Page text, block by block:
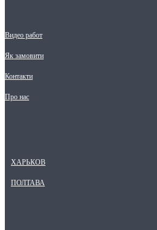
Видео работ
Як замовити
Контакти
Про нас
ХАРЬКОВ
ПОЛТАВА